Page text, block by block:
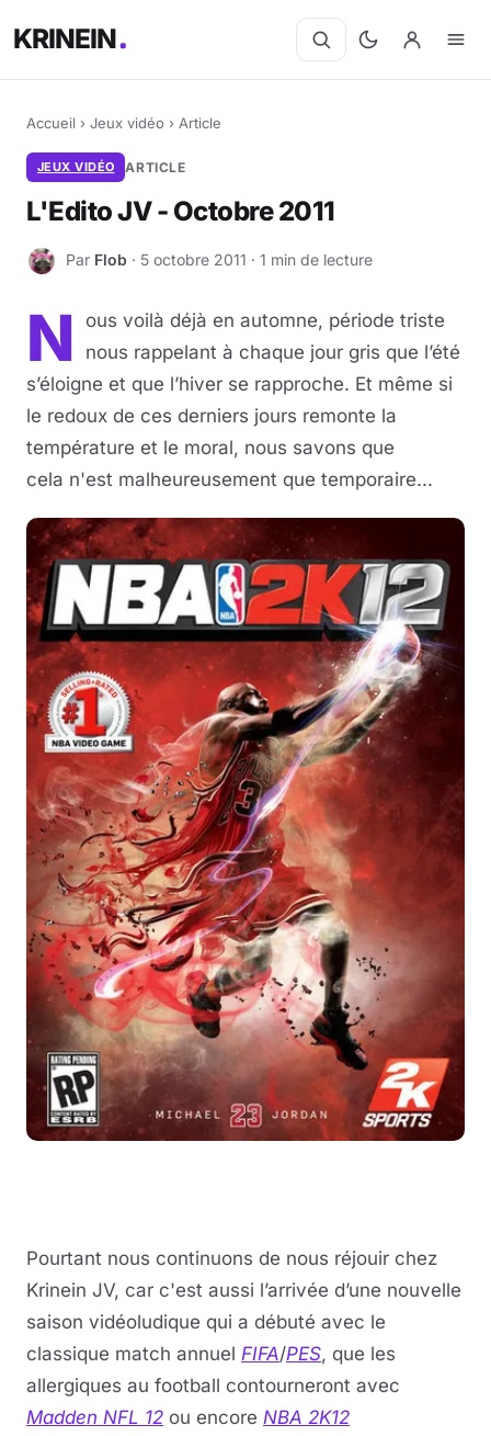
KRINEIN
Accueil › Jeux vidéo › Article
JEUX VIDÉO ARTICLE
L'Edito JV - Octobre 2011
F Par Flob · 5 octobre 2011 · 1 min de lecture
N
ous voilà déjà en automne, période triste
nous rappelant à chaque jour gris que l’été
s’éloigne et que l’hiver se rapproche. Et même si
le redoux de ces derniers jours remonte la
température et le moral, nous savons que
cela n'est malheureusement que temporaire...
Pourtant nous continuons de nous réjouir chez
Krinein JV, car c'est aussi l’arrivée d’une nouvelle
saison vidéoludique qui a débuté avec le
classique match annuel FIFA/PES, que les
allergiques au football contourneront avec
Madden NFL 12 ou encore NBA 2K12